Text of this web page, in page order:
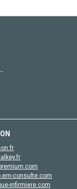
consulte.com
infirmiere.com